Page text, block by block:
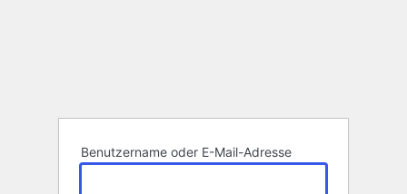
Benutzername oder E-Mail-Adresse